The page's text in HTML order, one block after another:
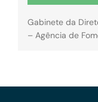
Gabinete da
– Agência de